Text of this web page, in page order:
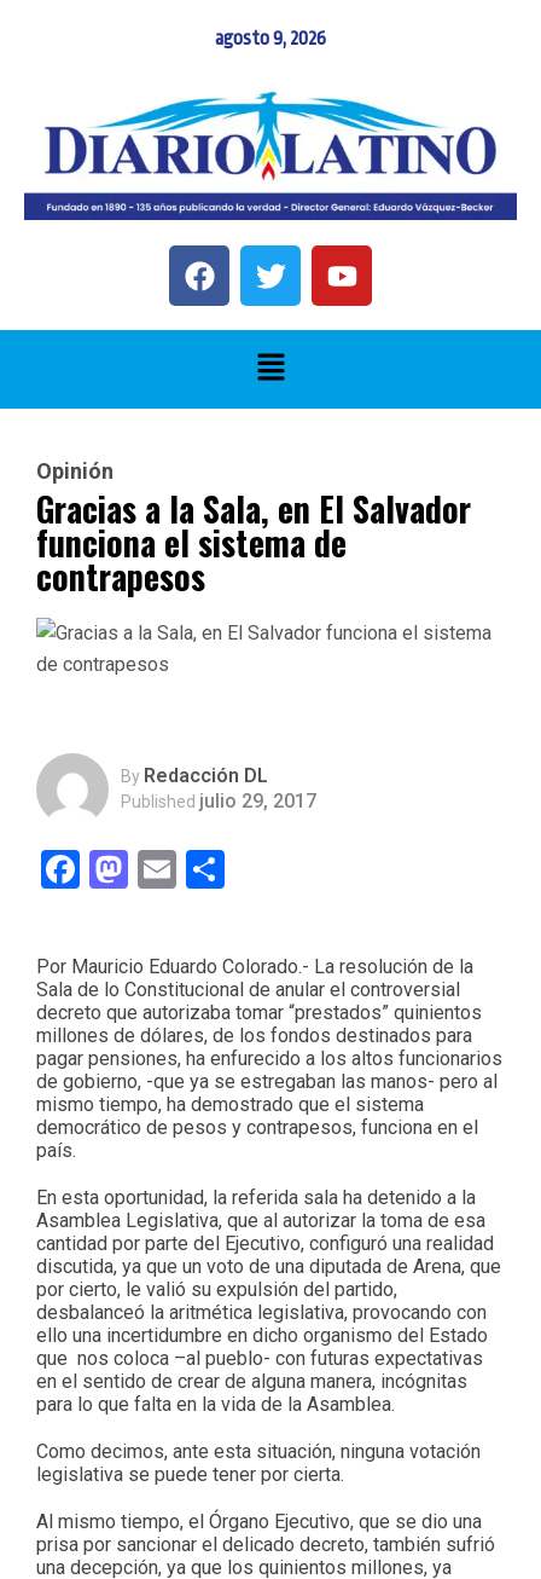
agosto 9, 2026
Opinión
Gracias a la Sala, en El Salvador
funciona el sistema de
contrapesos
By Redacción DL
Published julio 29, 2017
Facebook
Mastodon
Email
Por Mauricio Eduardo Colorado.- La resolución de la
Sala de lo Constitucional de anular el controversial
decreto que autorizaba tomar “prestados” quinientos
millones de dólares, de los fondos destinados para
pagar pensiones, ha enfurecido a los altos funcionarios
de gobierno, -que ya se estregaban las manos- pero al
mismo tiempo, ha demostrado que el sistema
democrático de pesos y contrapesos, funciona en el
país.
En esta oportunidad, la referida sala ha detenido a la
Asamblea Legislativa, que al autorizar la toma de esa
cantidad por parte del Ejecutivo, configuró una realidad
discutida, ya que un voto de una diputada de Arena, que
por cierto, le valió su expulsión del partido,
desbalanceó la aritmética legislativa, provocando con
ello una incertidumbre en dicho organismo del Estado
que nos coloca –al pueblo- con futuras expectativas
en el sentido de crear de alguna manera, incógnitas
para lo que falta en la vida de la Asamblea.
Como decimos, ante esta situación, ninguna votación
legislativa se puede tener por cierta.
Al mismo tiempo, el Órgano Ejecutivo, que se dio una
prisa por sancionar el delicado decreto, también sufrió
una decepción, ya que los quinientos millones, ya